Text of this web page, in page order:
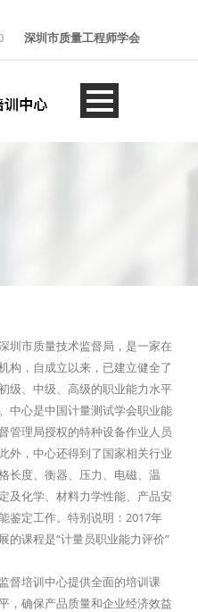
深圳市质量工程师学会
圳市质量技术监督局，是一家在
构，自成立以来，已建立健全了
级、中级、高级的职业能力水平
中心是中国计量测试学会职业能
管理局授权的特种设备作业人员
外，中心还得到了国家相关行业
长度、衡器、压力、电磁、温
及化学、材料力学性能、产品安
鉴定工作。特别说明：2017年
的课程是“计量员职业能力评价”
督培训中心提供全面的培训课
，确保产品质量和企业经济效益